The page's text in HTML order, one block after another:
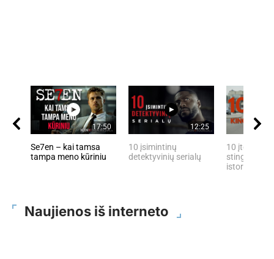
17:50
Se7en – kai tamsa
tampa meno kūriniu
12:25
10 įsimintinų
detektyvinių serialų
10 įtemptų,
stingdančių
istorijų
Naujienos iš interneto